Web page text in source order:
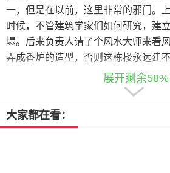
一，但是在以前，这里非常的邪门。
时候，不管建筑学家们如何研究，建
塌。后来负责人请了个风水大师来看
弄成香炉的造型，否则这栋楼永远建不
展开剩余58%
大家都在看：